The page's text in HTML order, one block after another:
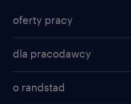
oferty pracy
dla pracodawcy
o randstad